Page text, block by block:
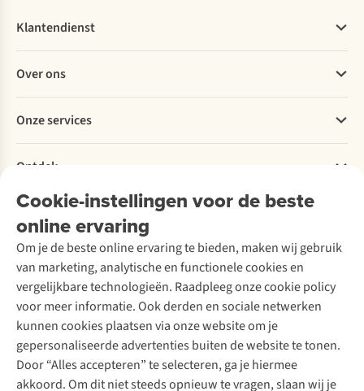
Cookie-instellingen voor de beste
online ervaring
Om je de beste online ervaring te bieden, maken wij gebruik
van marketing, analytische en functionele cookies en
vergelijkbare technologieën. Raadpleeg onze cookie policy
voor meer informatie. Ook derden en sociale netwerken
kunnen cookies plaatsen via onze website om je
gepersonaliseerde advertenties buiten de website te tonen.
Door “Alles accepteren” te selecteren, ga je hiermee
akkoord. Om dit niet steeds opnieuw te vragen, slaan wij je
Klantendienst
Bestellen
Betalen
Levering
Retourneren
Bestelling herroepen
Garantie
Contact
Over ons
Explore More
Verantwoord ondernemen
Over Ayacucho
Onze winkels
Over A.S.Adventure
Toegankelijkheidsverklaring
Onze services
Ski-onderhoud
Wasservice
Schoenonderhoud
Schoenherstelling
Kledingherstelling
Retouches
Voor bedrijven
Ontdek
A.S.Magazine
Podcast
Explore Academy
Explore Camp
Gear Check
Inspiratie & advies
Meld je aan voor de nieuwsbrief
Follow us